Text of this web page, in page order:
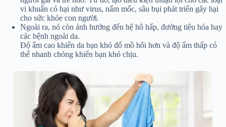
vi khuẩn có hại như virus, nấm mốc, sâu bụi phát triển gây hại
cho sức khỏe con người.
Ngoài ra, nó còn ảnh hưởng đến hệ hô hấp, đường tiêu hóa hay
các bệnh ngoài da.
Độ ẩm cao khiến da bạn khó đổ mồ hôi hơn và độ ẩm thấp có
thể nhanh chóng khiến bạn khó chịu.